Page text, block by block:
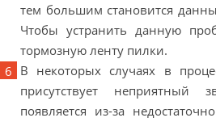
тем большим становится
Чтобы устранить данную
тормозную ленту пилки.
В некоторых случаях в
присутствует
появляется из-за